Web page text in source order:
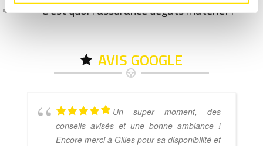
C'est quoi l'assurance dégâts matériel ?
AVIS GOOGLE
Un super moment, des
conseils avisés et une bonne ambiance !
Encore merci à Gilles pour sa disponibilité et